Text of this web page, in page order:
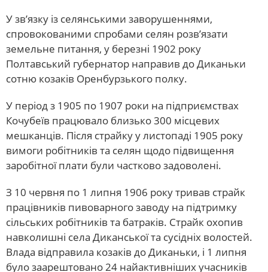
У зв’язку із селянськими заворушеннями,
спровокованими спробами селян розв’язати
земельне питання, у березні 1902 року
Полтавський губернатор направив до Диканьки
сотню козаків Оренбурзького полку.
У період з 1905 по 1907 роки на підприємствах
Кочубеїв працювало близько 300 місцевих
мешканців. Після страйку у листопаді 1905 року
вимоги робітників та селян щодо підвищення
заробітної плати були частково задоволені.
З 10 червня по 1 липня 1906 року тривав страйк
працівників пивоварного заводу на підтримку
сільських робітників та батраків. Страйк охопив
навколишні села Диканської та сусідніх волостей.
Влада відправила козаків до Диканьки, і 1 липня
було заарештовано 24 найактивніших учасників